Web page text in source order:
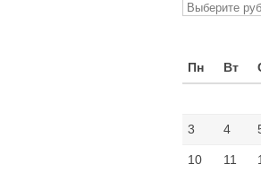
Рубрики
Пн
Вт
3 4
10 11